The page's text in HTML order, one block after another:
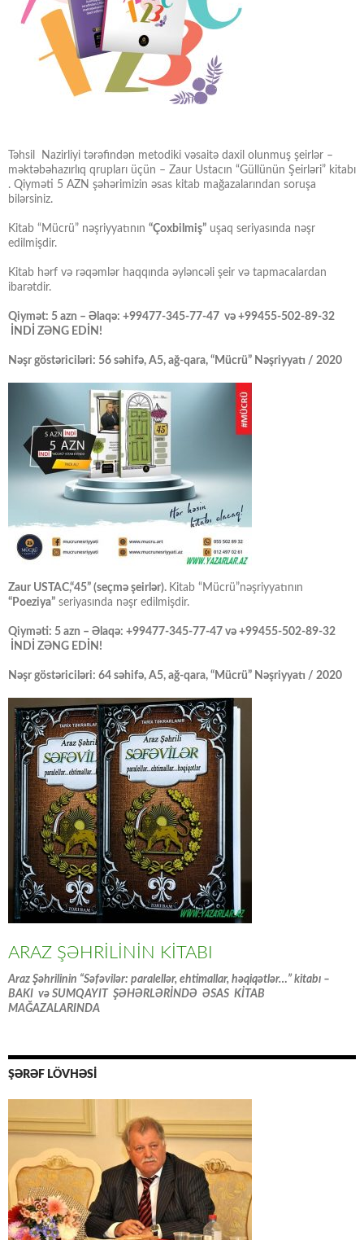
Təhsil Nazirliyi tərəfindən metodiki vəsaitə daxil olunmuş şeirlər –
məktəbəhazırlıq qrupları üçün – Zaur Ustacın “Güllünün Şeirləri” kitabı
. Qiyməti 5 AZN şəhərimizin əsas kitab mağazalarından soruşa
bilərsiniz.
Kitab “Mücrü” nəşriyyatının “Çoxbilmiş” uşaq seriyasında nəşr
edilmişdir.
Kitab hərf və rəqəmlər haqqında əyləncəli şeir və tapmacalardan
ibarətdir.
Qiymət: 5 azn – Əlaqə: +99477-345-77-47 və +99455-502-89-32
İNDİ ZƏNG EDİN!
Nəşr göstəriciləri: 56 səhifə, A5, ağ-qara, “Mücrü” Nəşriyyatı / 2020
Zaur USTAC,“45” (seçmə şeirlər). Kitab “Mücrü”nəşriyyatının
“Poeziya” seriyasında nəşr edilmişdir.
Qiyməti: 5 azn – Əlaqə: +99477-345-77-47 və +99455-502-89-32
İNDİ ZƏNG EDİN!
Nəşr göstəriciləri: 64 səhifə, A5, ağ-qara, “Mücrü” Nəşriyyatı / 2020
ARAZ ŞƏHRİLİNİN KİTABI
Araz Şəhrilinin “Səfəvilər: paralellər, ehtimallar, həqiqətlər…” kitabı –
BAKI və SUMQAYIT ŞƏHƏRLƏRİNDƏ ƏSAS KİTAB
MAĞAZALARINDA
ŞƏRƏF LÖVHƏSİ